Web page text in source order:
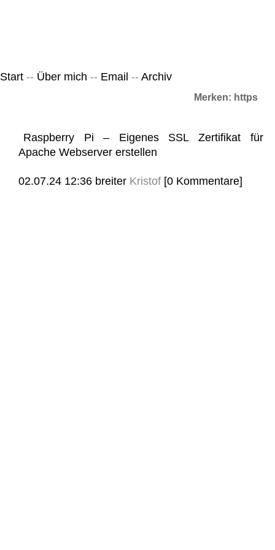
Start -- Über mich -- Email -- Archiv
Merken: https
Raspberry Pi – Eigenes SSL Zertifikat für
Apache Webserver erstellen
02.07.24 12:36 breiter Kristof [0 Kommentare]